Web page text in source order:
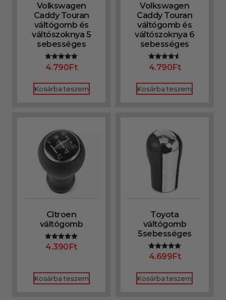
Volkswagen
Caddy Touran
váltógomb és
váltószoknya 5
sebességes
Értékelés:
5.00
4.790Ft
Kosárba teszem
Volkswagen
Caddy Touran
váltógomb és
váltószoknya 6
sebességes
Értékelés:
4.50
4.790Ft
Kosárba teszem
Citroen
váltógomb
Értékelés:
5.00
4.390Ft
Kosárba teszem
Toyota
váltógomb
5sebességes
Értékelés:
4.91
4.699Ft
Kosárba teszem